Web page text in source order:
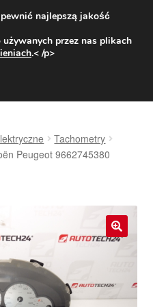
od 31 zł
800 003 167
Tachometry
Peugeot 9662745380
🔍
najlepszą jakość
przez nas plikach
.< /p>